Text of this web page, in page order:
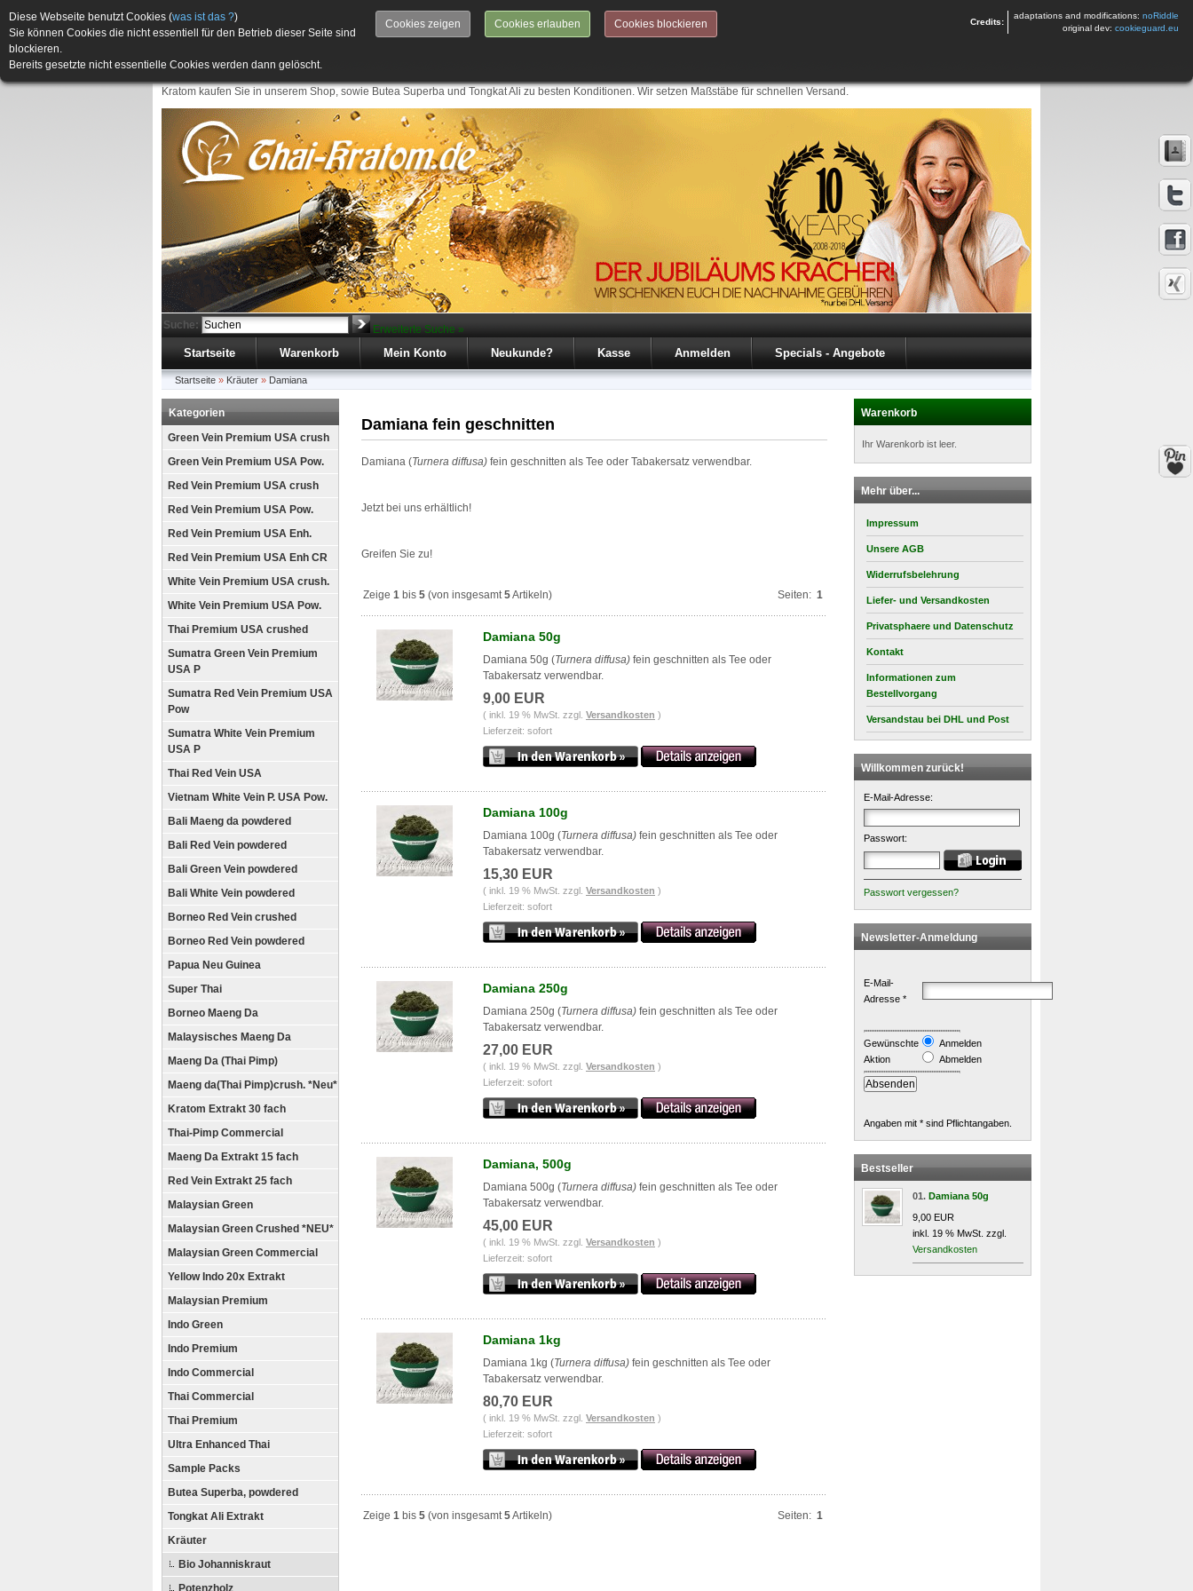
Credits:
adaptations and modifications: noRiddle
original dev: cookieguard.eu
Diese Webseite benutzt Cookies (was ist das ?)
Sie können Cookies die nicht essentiell für den Betrieb dieser Seite sind
blockieren.
Bereits gesetzte nicht essentielle Cookies werden dann gelöscht.
Cookies zeigen Cookies erlauben Cookies blockieren
Kratom kaufen Sie in unserem Shop, sowie Butea Superba und Tongkat Ali zu besten Konditionen. Wir setzen Maßstäbe für schnellen Versand.
Suche: Erweiterte Suche »
Startseite Warenkorb Mein Konto Neukunde? Kasse Anmelden Specials - Angebote
Startseite » Kräuter » Damiana
Kategorien
Green Vein Premium USA crush
Green Vein Premium USA Pow.
Red Vein Premium USA crush
Red Vein Premium USA Pow.
Red Vein Premium USA Enh.
Red Vein Premium USA Enh CR
White Vein Premium USA crush.
White Vein Premium USA Pow.
Thai Premium USA crushed
Sumatra Green Vein Premium
USA P
Sumatra Red Vein Premium USA
Pow
Sumatra White Vein Premium
USA P
Thai Red Vein USA
Vietnam White Vein P. USA Pow.
Bali Maeng da powdered
Bali Red Vein powdered
Bali Green Vein powdered
Bali White Vein powdered
Borneo Red Vein crushed
Borneo Red Vein powdered
Papua Neu Guinea
Super Thai
Borneo Maeng Da
Malaysisches Maeng Da
Maeng Da (Thai Pimp)
Maeng da(Thai Pimp)crush. *Neu*
Kratom Extrakt 30 fach
Thai-Pimp Commercial
Maeng Da Extrakt 15 fach
Red Vein Extrakt 25 fach
Malaysian Green
Malaysian Green Crushed *NEU*
Malaysian Green Commercial
Yellow Indo 20x Extrakt
Malaysian Premium
Indo Green
Indo Premium
Indo Commercial
Thai Commercial
Thai Premium
Ultra Enhanced Thai
Sample Packs
Butea Superba, powdered
Tongkat Ali Extrakt
Kräuter
Bio Johanniskraut
Potenzholz
Damiana fein geschnitten
Damiana (Turnera diffusa) fein geschnitten als Tee oder Tabakersatz verwendbar.
Jetzt bei uns erhältlich!
Greifen Sie zu!
Zeige 1 bis 5 (von insgesamt5Artikeln) Seiten: 1
Damiana 50g
Damiana 50g (Turnera diffusa) fein geschnitten als Tee oder
Tabakersatz verwendbar.
9,00 EUR
( inkl. 19 % MwSt. zzgl. Versandkosten )
Lieferzeit: sofort
Damiana 100g
Damiana 100g (Turnera diffusa) fein geschnitten als Tee oder
Tabakersatz verwendbar.
15,30 EUR
( inkl. 19 % MwSt. zzgl. Versandkosten )
Lieferzeit: sofort
Damiana 250g
Damiana 250g (Turnera diffusa) fein geschnitten als Tee oder
Tabakersatz verwendbar.
27,00 EUR
( inkl. 19 % MwSt. zzgl. Versandkosten )
Lieferzeit: sofort
Damiana, 500g
Damiana 500g (Turnera diffusa) fein geschnitten als Tee oder
Tabakersatz verwendbar.
45,00 EUR
( inkl. 19 % MwSt. zzgl. Versandkosten )
Lieferzeit: sofort
Damiana 1kg
Damiana 1kg (Turnera diffusa) fein geschnitten als Tee oder
Tabakersatz verwendbar.
80,70 EUR
( inkl. 19 % MwSt. zzgl. Versandkosten )
Lieferzeit: sofort
Zeige 1 bis 5 (von insgesamt5Artikeln) Seiten: 1
Warenkorb
Ihr Warenkorb ist leer.
Mehr über...
Impressum
Unsere AGB
Widerrufsbelehrung
Liefer- und Versandkosten
Privatsphaere und Datenschutz
Kontakt
Informationen zum
Bestellvorgang
Versandstau bei DHL und Post
Willkommen zurück!
E-Mail-Adresse:
Passwort:
Passwort vergessen?
Newsletter-Anmeldung
E-Mail-
Adresse *
Gewünschte
Aktion
Anmelden
Abmelden
Angaben mit * sind Pflichtangaben.
Bestseller
01. Damiana 50g
9,00 EUR
inkl. 19 % MwSt. zzgl.
Versandkosten